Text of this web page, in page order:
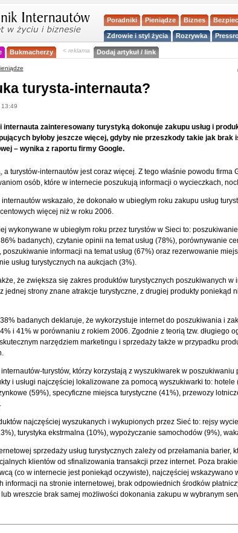
Poradniki Pieniądze Biznes
Zdrowie i styl życia Rozrywka
Bukmacherzy < reklama Dodaj artykuł / link
turysta-internauta?
internauta zainteresowany turystyką dokonuje zakupu usług i
byłoby jeszcze więcej, gdyby nie przeszkody takie jak brak
– wynika z raportu firmy Google.
a turystów-internautów jest coraz więcej. Z tego właśnie powodu firma
osób, które w internecie poszukują informacji o wycieczkach,
wskazało, że dokonało w ubiegłym roku zakupu usług
więcej niż w roku 2006.
wykonywane w ubiegłym roku przez turystów w Sieci to:
badanych), czytanie opinii na temat usług (78%), porównywanie
poszukiwanie informacji na temat usług (67%) oraz rezerwowanie
usług turystycznych na aukcjach (3%).
że zwiększa się zakres produktów turystycznych poszukiwanych w
jednej strony znane atrakcje turystyczne, z drugiej produkty poniekąd
badanych deklaruje, że wykorzystuje internet do poszukiwania i
i 41% w porównaniu z rokiem 2006. Zgodnie z teorią tzw. długiego
narzędziem marketingu i sprzedaży także w przypadku
turystów, którzy korzystają z wyszukiwarek w poszukiwaniu
i usługi najczęściej lokalizowane za pomocą wyszukiwarki to: hotele
(59%), specyficzne miejsca turystyczne (41%), przewozy
najczęściej wyszukanych i wykupionych przez Sieć to: rejsy
turystyka ekstrmalna (10%), wypożyczanie samochodów (9%),
sprzedaży usług turystycznych zależy od przełamania barier,
klientów od sfinalizowania transakcji przez internet. Poza
(co w internecie jest poniekąd oczywiste), najczęściej wskazywano
informacji na stronie internetowej, brak odpowiednich środków
wreszcie brak samej możliwości dokonania zakupu w wybranym